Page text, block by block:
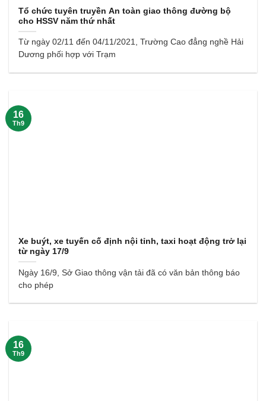
Tổ chức tuyên truyền An toàn giao thông đường bộ
cho HSSV năm thứ nhất
Từ ngày 02/11 đến 04/11/2021, Trường Cao đẳng nghề Hải
Dương phối hợp với Trạm
Xe buýt, xe tuyến cố định nội tỉnh, taxi hoạt động trở lại
từ ngày 17/9
Ngày 16/9, Sở Giao thông vận tải đã có văn bản thông báo
cho phép
16
Th9
16
Th9